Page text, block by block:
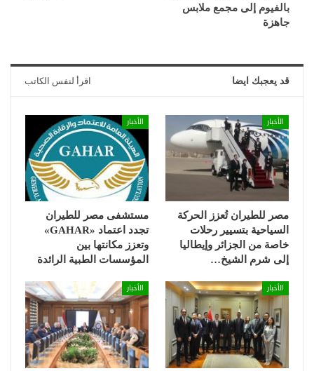
بالفيوم إلى مجمع ملابس
جاهزة
قد يعجبك ايضا اقرأ لنفس الكاتب
الأخبار
مصر للطيران تُعزز الحركة
السياحية بتسيير رحلات
خاصة من الجزائر وإيطاليا
إلى شرم الشيخ…
الأخبار
مستشفى مصر للطيران
تجدد اعتماد «GAHAR»
وتعزز مكانتها بين
المؤسسات الطبية الرائدة
الأخبار الأخبار